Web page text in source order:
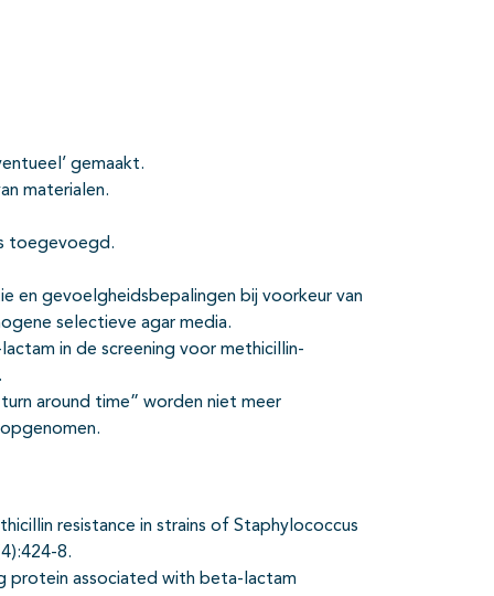
gemaakt.
materialen.
toegevoegd.
en gevoelgheidsbepalingen bij voorkeur van
selectieve agar media.
in de screening voor methicillin-
around time” worden niet meer
resistance in strains of Staphylococcus
8.
protein associated with beta-lactam